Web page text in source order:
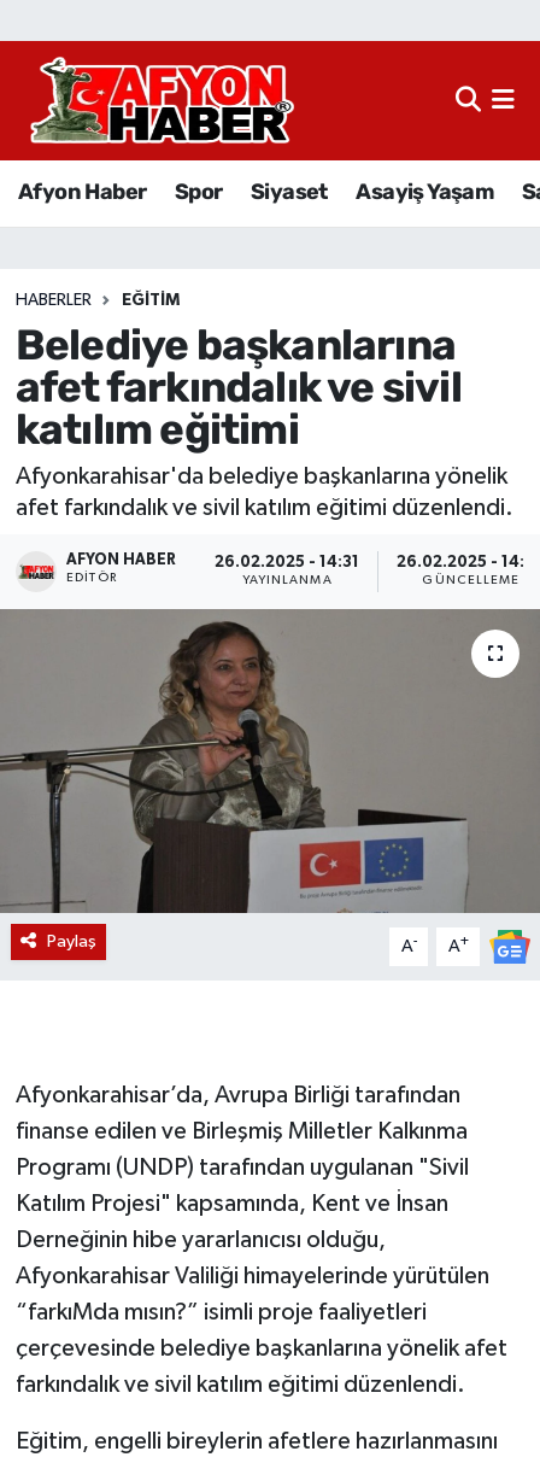
Afyon Haber Spor Siyaset Asayiş Yaşam
HABERLER EĞITIM
Belediye başkanlarına
afet farkındalık ve sivil
katılım eğitimi
Afyonkarahisar'da belediye başkanlarına yönelik
afet farkındalık ve sivil katılım eğitimi düzenlendi.
AFYON HABER
EDITÖR
26.02.2025 - 14:31
YAYINLANMA
26.02.2025 -
GÜNCELLEME
Paylaş A- A+
Afyonkarahisar’da, Avrupa Birliği tarafından
finanse edilen ve Birleşmiş Milletler Kalkınma
Programı (UNDP) tarafından uygulanan "Sivil
Katılım Projesi" kapsamında, Kent ve İnsan
Derneğinin hibe yararlanıcısı olduğu,
Afyonkarahisar Valiliği himayelerinde yürütülen
“farkıMda mısın?” isimli proje faaliyetleri
çerçevesinde belediye başkanlarına yönelik afet
farkındalık ve sivil katılım eğitimi düzenlendi.
Eğitim, engelli bireylerin afetlere hazırlanmasını
Afyon Haber
Sağlık
Eğitim
Ekonomi
Magazin